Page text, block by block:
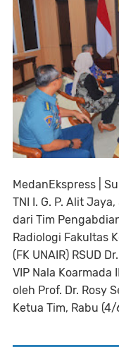
MedanEkspress |
TNI I. G. P. Alit
dari Tim
Radiologi Fakultas
(FK UNAIR) RSUD
VIP Nala
oleh Prof. Dr. Rosy
Ketua Tim, Rabu